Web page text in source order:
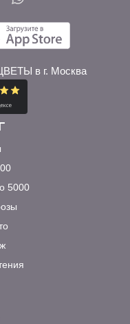
в г. Москва
5000